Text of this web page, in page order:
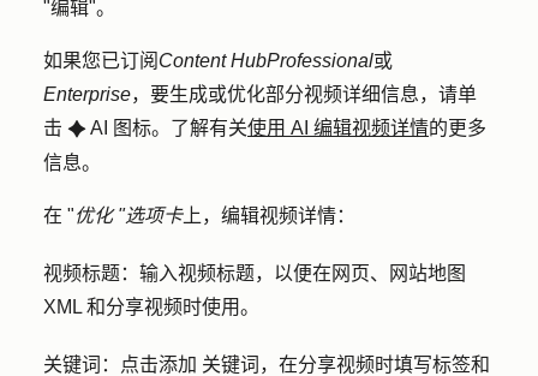
"编辑"。
如果您已订阅 Content HubProfessional或
Enterprise，要生成或优化部分视频详细信息，请单
击 artificialIntelligenceIconAI 图标。了解有关使用 AI 编辑视频详情的更多
信息。
在 "优化 "选项卡上，编辑视频详情：
视频标题： 输入视频标题，以便在网页、网站地图
XML 和分享视频时使用。
关键词： 点击添加 关键词 ，在分享视频时填写标签和